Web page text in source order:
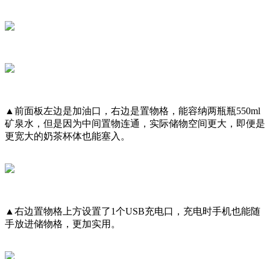
▲前面板左边是加油口，右边是置物格，能容纳两瓶瓶550ml
矿泉水，但是因为中间置物连通，实际储物空间更大，即便是
更宽大的奶茶杯体也能塞入。
▲右边置物格上方设置了1个USB充电口，充电时手机也能随
手放进储物格，更加实用。